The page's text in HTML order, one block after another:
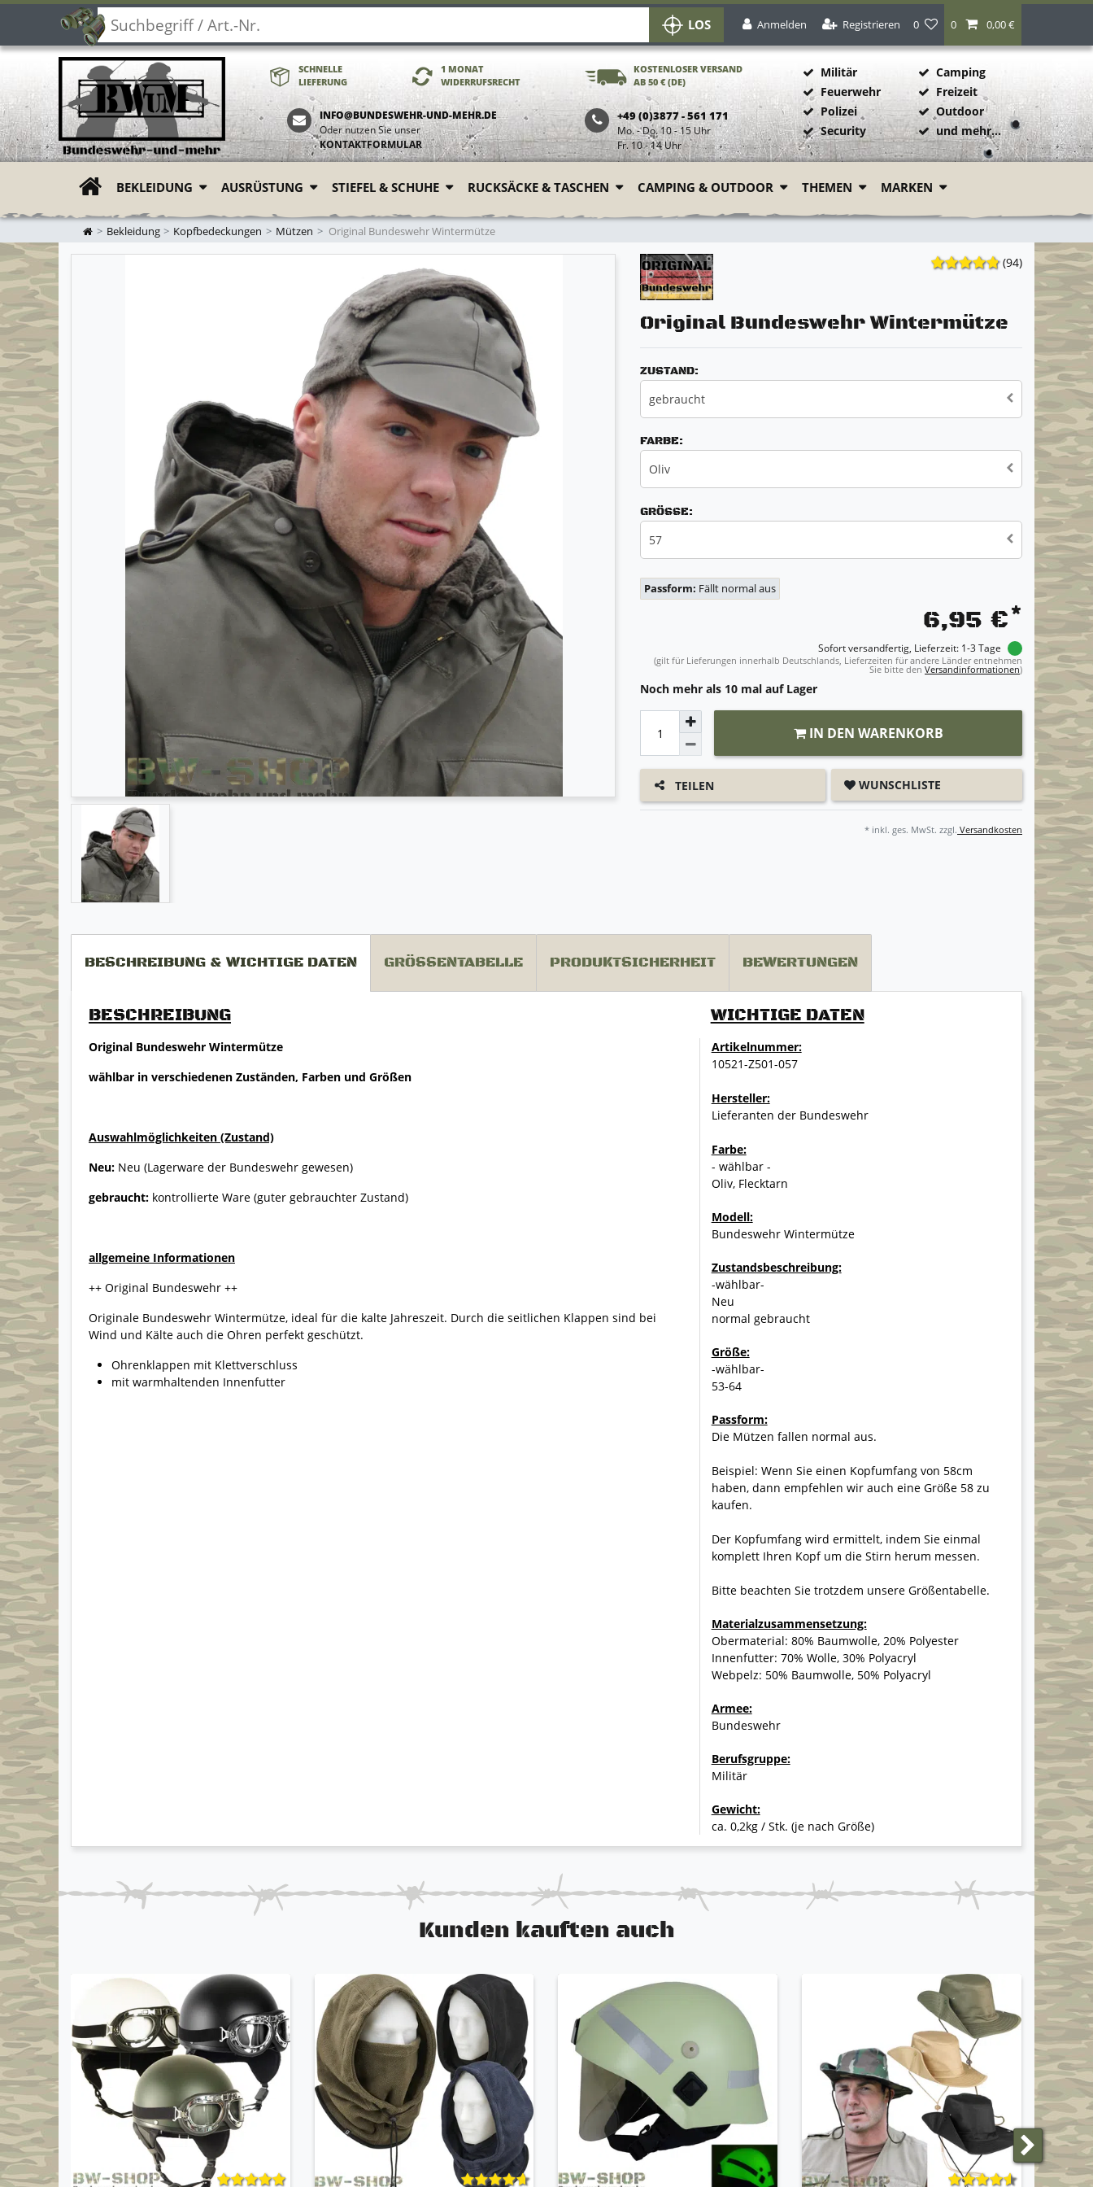
LOS Anmelden Registrieren 0 0 0,00 €
SCHNELLE
LIEFERUNG
1 MONAT
WIDERRUFSRECHT
KOSTENLOSER VERSAND
AB 50 € (DE)
INFO@BUNDESWEHR-UND-MEHR.DE
Oder nutzen Sie unser
KONTAKTFORMULAR
+49 (0)3877 - 561 171
Mo. - Do. 10 - 15 Uhr
Fr. 10 - 14 Uhr
Militär
Feuerwehr
Polizei
Security
Camping
Freizeit
Outdoor
und mehr...
ZUR STARTSEITE
BEKLEIDUNG AUSRÜSTUNG STIEFEL & SCHUHE RUCKSÄCKE & TASCHEN CAMPING & OUTDOOR THEMEN MARKEN
Bekleidung Kopfbedeckungen Mützen Original Bundeswehr Wintermütze
(94)
Original Bundeswehr Wintermütze
ZUSTAND:
gebraucht
FARBE:
Oliv
GRÖSSE:
57
Passform: Fällt normal aus
6,95 €*
Sofort versandfertig, Lieferzeit: 1-3 Tage
(gilt für Lieferungen innerhalb Deutschlands, Lieferzeiten für andere Länder entnehmen
Sie bitte den Versandinformationen)
Noch mehr als 10 mal auf Lager
IN DEN WARENKORB
TEILEN WUNSCHLISTE
* inkl. ges. MwSt. zzgl. Versandkosten
BESCHREIBUNG & WICHTIGE DATEN GRÖSSENTABELLE PRODUKTSICHERHEIT BEWERTUNGEN
BESCHREIBUNG
Original Bundeswehr Wintermütze
wählbar in verschiedenen Zuständen, Farben und Größen
Auswahlmöglichkeiten (Zustand)
Neu: Neu (Lagerware der Bundeswehr gewesen)
gebraucht: kontrollierte Ware (guter gebrauchter Zustand)
allgemeine Informationen
++ Original Bundeswehr ++
Originale Bundeswehr Wintermütze, ideal für die kalte Jahreszeit. Durch die seitlichen Klappen sind bei
Wind und Kälte auch die Ohren perfekt geschützt.
Ohrenklappen mit Klettverschluss
mit warmhaltenden Innenfutter
WICHTIGE DATEN
Artikelnummer:
10521-Z501-057
Hersteller:
Lieferanten der Bundeswehr
Farbe:
- wählbar -
Oliv, Flecktarn
Modell:
Bundeswehr Wintermütze
Zustandsbeschreibung:
-wählbar-
Neu
normal gebraucht
Größe:
-wählbar-
53-64
Passform:
Die Mützen fallen normal aus.
Beispiel: Wenn Sie einen Kopfumfang von 58cm
haben, dann empfehlen wir auch eine Größe 58 zu
kaufen.
Der Kopfumfang wird ermittelt, indem Sie einmal
komplett Ihren Kopf um die Stirn herum messen.
Bitte beachten Sie trotzdem unsere Größentabelle.
Materialzusammensetzung:
Obermaterial: 80% Baumwolle, 20% Polyester
Innenfutter: 70% Wolle, 30% Polyacryl
Webpelz: 50% Baumwolle, 50% Polyacryl
Armee:
Bundeswehr
Berufsgruppe:
Militär
Gewicht:
ca. 0,2kg / Stk. (je nach Größe)
Kunden kauften auch